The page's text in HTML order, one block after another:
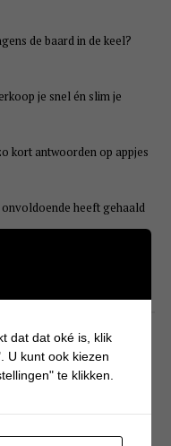
de baard in de keel?
je snel én slim je
kort antwoorden op appjes
onvoldoende heeft gehaald
van watten
dat dat oké is, klik
U kunt ook kiezen
te klikken.